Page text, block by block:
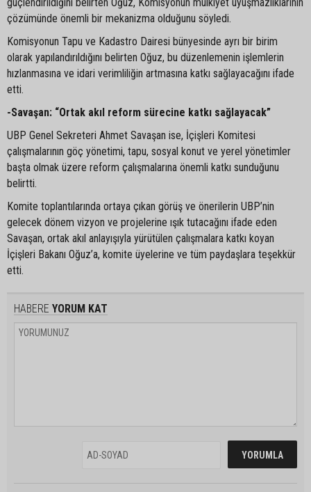
çözümünde önemli bir mekanizma olduğunu söyledi.
Komisyonun Tapu ve Kadastro Dairesi bünyesinde ayrı bir birim
olarak yapılandırıldığını belirten Oğuz, bu düzenlemenin işlemlerin
hızlanmasına ve idari verimliliğin artmasına katkı sağlayacağını ifade
etti.
-Savaşan: “Ortak akıl reform sürecine katkı sağlayacak”
UBP Genel Sekreteri Ahmet Savaşan ise, İçişleri Komitesi
çalışmalarının göç yönetimi, tapu, sosyal konut ve yerel yönetimler
başta olmak üzere reform çalışmalarına önemli katkı sunduğunu
belirtti.
Komite toplantılarında ortaya çıkan görüş ve önerilerin UBP’nin
gelecek dönem vizyon ve projelerine ışık tutacağını ifade eden
Savaşan, ortak akıl anlayışıyla yürütülen çalışmalara katkı koyan
İçişleri Bakanı Oğuz’a, komite üyelerine ve tüm paydaşlara teşekkür
etti.
HABERE YORUM KAT